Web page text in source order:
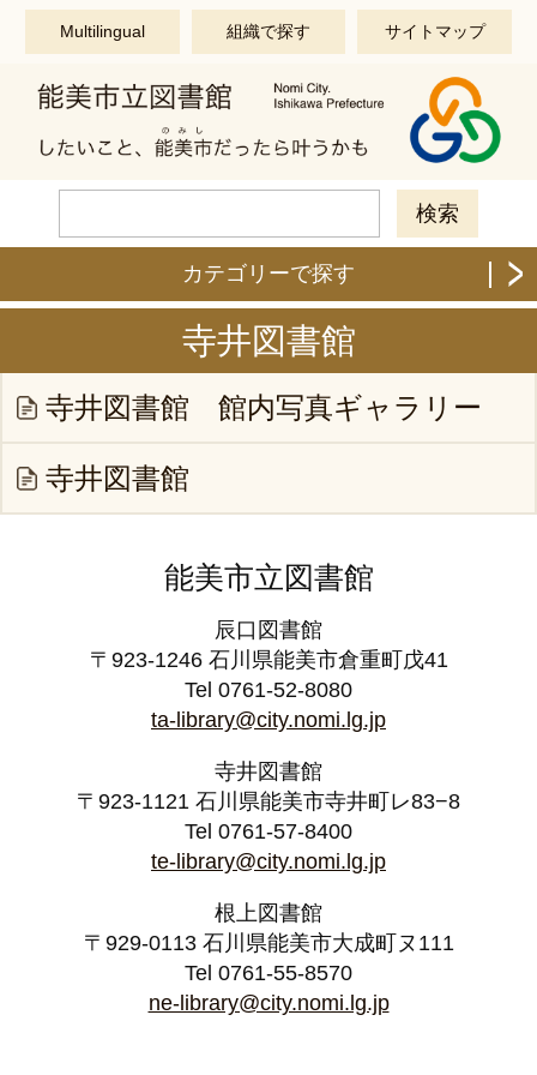
このページの本文へ移動する
Multilingual 組織で探す サイトマップ
カテゴリーで探す
寺井図書館
寺井図書館 館内写真ギャラリー
寺井図書館
能美市立図書館
辰口図書館
〒923-1246 石川県能美市倉重町戊41
Tel 0761-52-8080
ta-library@city.nomi.lg.jp
寺井図書館
〒923-1121 石川県能美市寺井町レ83−8
Tel 0761-57-8400
te-library@city.nomi.lg.jp
根上図書館
〒929-0113 石川県能美市大成町ヌ111
Tel 0761-55-8570
ne-library@city.nomi.lg.jp